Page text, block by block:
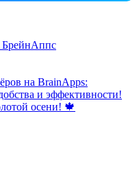
БрейнАппс
на BrainApps:
и эффективности!
осени! 🍁